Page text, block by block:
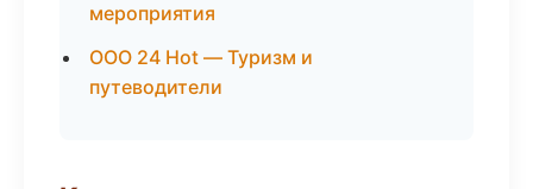
мероприятия
ООО 24 Hot — Туризм и
путеводители